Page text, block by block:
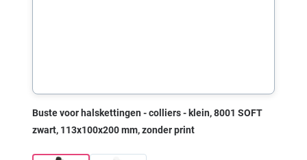
Buste voor halskettingen - colliers - klein, 8001 SOFT
zwart, 113x100x200 mm, zonder print